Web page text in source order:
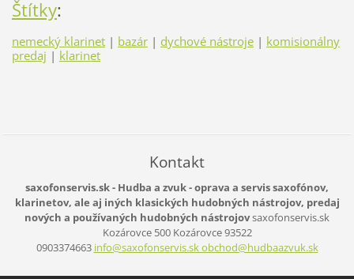
Štítky:
nemecký klarinet | bazár | dychové nástroje | komisionálny
predaj | klarinet
Kontakt
saxofonservis.sk - Hudba a zvuk - oprava a servis saxofónov,
klarinetov, ale aj iných klasických hudobných nástrojov, predaj
nových a používaných hudobných nástrojovsaxofonservis.sk
Kozárovce 500Kozárovce93522
0903374663 info@saxofonservis.sk obchod@hudbaazvuk.sk